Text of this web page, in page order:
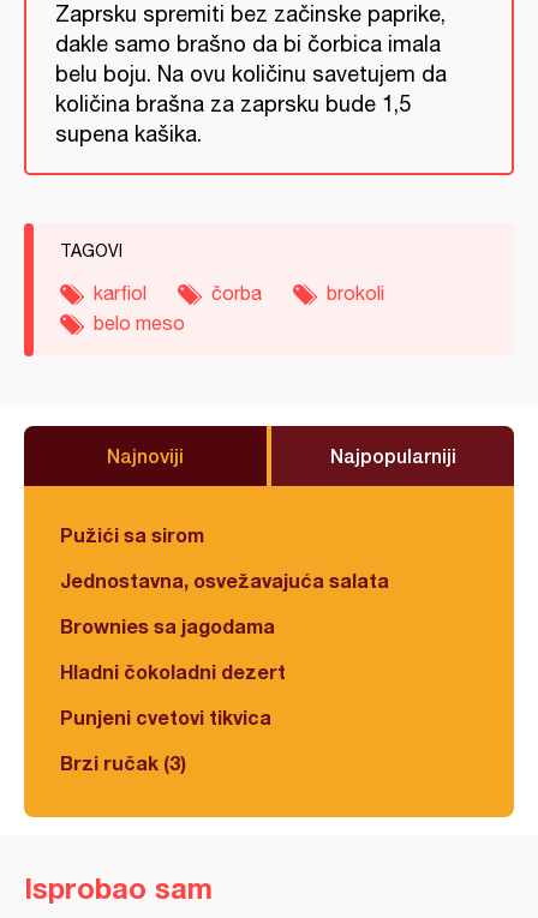
Zaprsku spremiti bez začinske paprike,
dakle samo brašno da bi čorbica imala
belu boju. Na ovu količinu savetujem da
količina brašna za zaprsku bude 1,5
supena kašika.
TAGOVI
karfiol čorba
brokoli
belo meso
Najnoviji Najpopularniji
Pužići sa sirom
Jednostavna, osvežavajuća salata
Brownies sa jagodama
Hladni čokoladni dezert
Punjeni cvetovi tikvica
Brzi ručak (3)
Isprobao sam